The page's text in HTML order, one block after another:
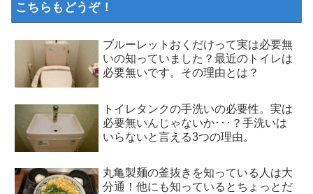
こちらもどうぞ！
ブルーレットおくだけって実は必要無
いの知っていました？最近のトイレは
必要無いです。その理由とは？
トイレタンクの手洗いの必要性。実は
必要無いんじゃないか･･･？手洗いは
いらないと言える3つの理由。
丸亀製麺の釜抜きを知っている人は大
分通！他にも知っているとちょっとだ